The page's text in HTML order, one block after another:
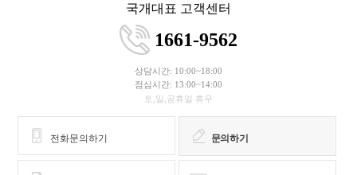
국개대표 고객센터
1661-9562
상담시간: 10:00~18:00
점심시간: 13:00~14:00
토,일,공휴일 휴무
전화문의하기 문의하기